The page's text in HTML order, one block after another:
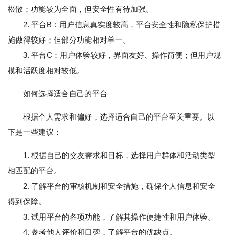
松散；功能较为全面，但安全性有待加强。
2. 平台B：用户信息真实度较高，平台安全性和隐私保护措
施做得较好；但部分功能相对单一。
3. 平台C：用户体验较好，界面友好、操作简便；但用户规
模和活跃度相对较低。
如何选择适合自己的平台
根据个人需求和偏好，选择适合自己的平台至关重要。以
下是一些建议：
1. 根据自己的交友需求和目标，选择用户群体和活动类型
相匹配的平台。
2. 了解平台的审核机制和安全措施，确保个人信息和安全
得到保障。
3. 试用平台的各项功能，了解其操作便捷性和用户体验。
4. 参考他人评价和口碑，了解平台的优缺点。